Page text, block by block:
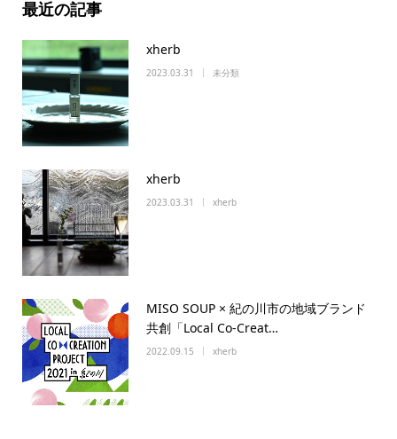
最近の記事
xherb
2023.03.31 未分類
xherb
2023.03.31 xherb
MISO SOUP × 紀の川市の地域ブランド
共創「Local Co-Creat…
2022.09.15 xherb